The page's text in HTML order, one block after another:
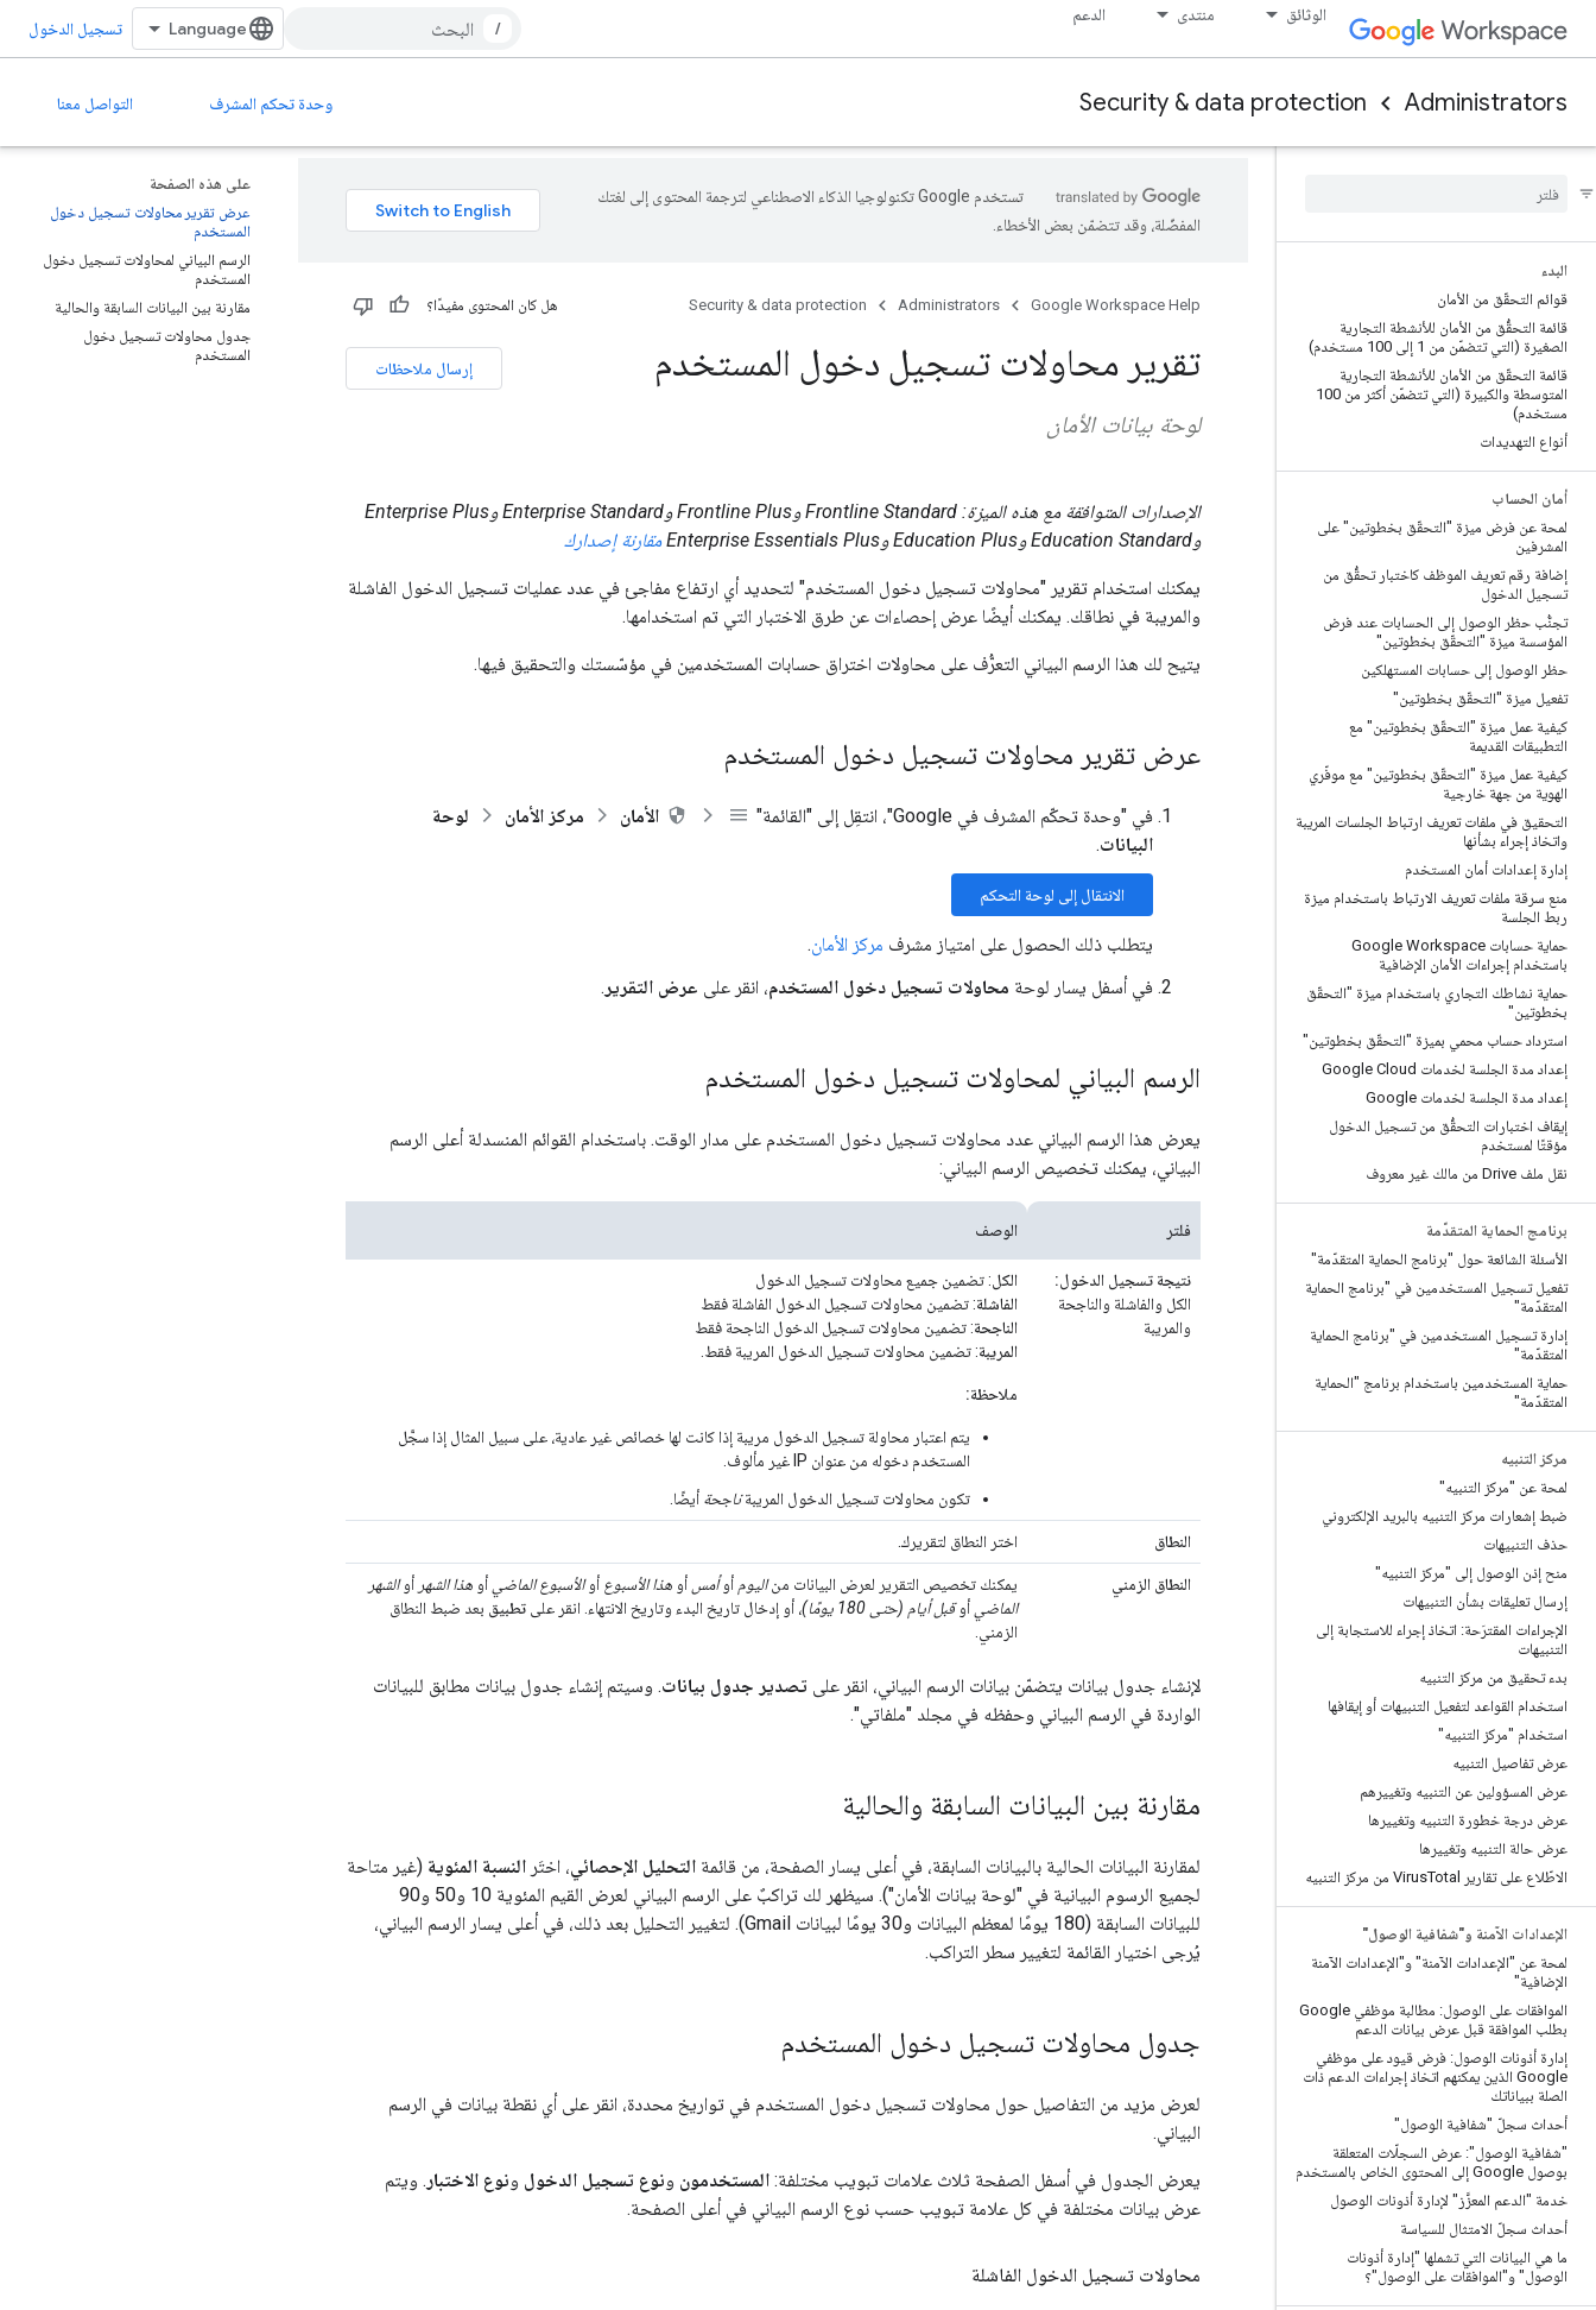
الوثائق منتدى الدعم
/ تسجيل الدخول
Administrators
Security & data protection وحدة تحكم المشرف التواصل معنا
البدء
قوائم التحقّق من الأمان
قائمة التحقُّق من الأمان للأنشطة التجارية
الصغيرة (التي تتضمّن من 1 إلى 100 مستخدم)
قائمة التحقّق من الأمان للأنشطة التجارية
المتوسطة والكبيرة (التي تتضمّن أكثر من 100
مستخدم)
أنواع التهديدات
أمان الحساب
لمحة عن فرض ميزة "التحقّق بخطوتين" على
المشرفين
إضافة رقم تعريف الموظف كاختبار تحقُّق من
تسجيل الدخول
تجنُّب حظر الوصول إلى الحسابات عند فرض
المؤسسة ميزة "التحقّق بخطوتين"
حظر الوصول إلى حسابات المستهلكين
تفعيل ميزة "التحقّق بخطوتين"
كيفية عمل ميزة "التحقّق بخطوتين" مع
التطبيقات القديمة
كيفية عمل ميزة "التحقّق بخطوتين" مع موفّري
الهوية من جهة خارجية
التحقيق في ملفات تعريف ارتباط الجلسات المريبة
واتخاذ إجراء بشأنها
إدارة إعدادات أمان المستخدم
منع سرقة ملفات تعريف الارتباط باستخدام ميزة
ربط الجلسة
حماية حسابات Google Workspace
باستخدام إجراءات الأمان الإضافية
حماية نشاطك التجاري باستخدام ميزة "التحقّق
بخطوتين"
استرداد حساب محمي بميزة "التحقّق بخطوتين"
إعداد مدة الجلسة لخدمات Google Cloud
إعداد مدة الجلسة لخدمات Google
إيقاف اختبارات التحقُّق من تسجيل الدخول
مؤقتًا لمستخدم
نقل ملف Drive من مالك غير معروف
برنامج الحماية المتقدّمة
الأسئلة الشائعة حول "برنامج الحماية المتقدّمة"
تفعيل تسجيل المستخدمين في "برنامج الحماية
المتقدّمة"
إدارة تسجيل المستخدمين في "برنامج الحماية
المتقدّمة"
حماية المستخدمين باستخدام برنامج "الحماية
المتقدّمة"
مركز التنبيه
لمحة عن "مركز التنبيه"
ضبط إشعارات مركز التنبيه بالبريد الإلكتروني
حذف التنبيهات
منح إذن الوصول إلى "مركز التنبيه"
إرسال تعليقات بشأن التنبيهات
الإجراءات المقترَحة: اتخاذ إجراء للاستجابة إلى
التنبيهات
بدء تحقيق من مركز التنبيه
استخدام القواعد لتفعيل التنبيهات أو إيقافها
استخدام "مركز التنبيه"
عرض تفاصيل التنبيه
عرض المسؤولين عن التنبيه وتغييرهم
عرض درجة خطورة التنبيه وتغييرها
عرض حالة التنبيه وتغييرها
الاطّلاع على تقارير Virus Total من مركز التنبيه
الإعدادات الآمنة و"شفافية الوصول"
لمحة عن "الإعدادات الآمنة" و"الإعدادات الآمنة
الإضافية"
الموافقات على الوصول: مطالبة موظفي Google
بطلب الموافقة قبل عرض بيانات الدعم
إدارة أذونات الوصول: فرض قيود على موظفي
Google الذين يمكنهم اتخاذ إجراءات الدعم ذات
الصلة ببياناتك
أحداث سجلّ "شفافية الوصول"
"شفافية الوصول": عرض السجلّات المتعلقة
بوصول Google إلى المحتوى الخاص بالمستخدم
خدمة "الدعم المعزَّز" لإدارة أذونات الوصول
أحداث سجلّ الامتثال للسياسة
ما هي البيانات التي تشملها "إدارة أذونات
الوصول" و"الموافقات على الوصول"؟
على هذه الصفحة
عرض تقرير محاولات تسجيل دخول
المستخدم
الرسم البياني لمحاولات تسجيل دخول
المستخدم
مقارنة بين البيانات السابقة والحالية
جدول محاولات تسجيل دخول
المستخدم
تستخدم Google تكنولوجيا الذكاء الاصطناعي لترجمة المحتوى إلى لغتك
المفضّلة، وقد تتضمّن بعض الأخطاء.
Google Workspace Help
Administrators
Security & data protection هل كان المحتوى مفيدًا؟
إرسال ملاحظات تقرير محاولات تسجيل دخول المستخدم
لوحة بيانات الأمان
الإصدارات المتوافقة مع هذه الميزة: Frontline Standard وFrontline Plus وEnterprise Standard وEnterprise Plus
وEducation Standard وEducation Plus وEnterprise Essentials Plus
مقارنة إصدارك
يمكنك استخدام تقرير "محاولات تسجيل دخول المستخدم" لتحديد أي ارتفاع مفاجئ في عدد عمليات تسجيل الدخول الفاشلة
والمريبة في نطاقك. يمكنك أيضًا عرض إحصاءات عن طرق الاختبار التي تم استخدامها.
يتيح لك هذا الرسم البياني التعرُّف على محاولات اختراق حسابات المستخدمين في مؤسّستك والتحقيق فيها.
عرض تقرير محاولات تسجيل دخول المستخدم
في "وحدة تحكّم المشرف في Google"، انتقِل إلى "القائمة" الأمان مركز الأمان
لوحة
البيانات.
الانتقال إلى لوحة التحكم
يتطلب ذلك الحصول على امتياز مشرف مركز الأمان.
في أسفل يسار لوحة محاولات تسجيل دخول المستخدم، انقر على عرض التقرير .
الرسم البياني لمحاولات تسجيل دخول المستخدم
يعرض هذا الرسم البياني عدد محاولات تسجيل دخول المستخدم على مدار الوقت. باستخدام القوائم المنسدلة أعلى الرسم
البياني، يمكنك تخصيص الرسم البياني:
فلتر الوصف
نتيجة تسجيل الدخول:
الكل والفاشلة والناجحة
والمريبة
الكل : تضمين جميع محاولات تسجيل الدخول
الفاشلة: تضمين محاولات تسجيل الدخول الفاشلة فقط
الناجحة: تضمين محاولات تسجيل الدخول الناجحة فقط
المريبة: تضمين محاولات تسجيل الدخول المريبة فقط.
ملاحظة:
يتم اعتبار محاولة تسجيل الدخول مريبة إذا كانت لها خصائص غير عادية، على سبيل المثال إذا سجَّل
المستخدم دخوله من عنوان IP غير مألوف.
تكون محاولات تسجيل الدخول المريبةناجحة أيضًا.
النطاق اختر النطاق لتقريرك.
النطاق الزمني يمكنك تخصيص التقرير لعرض البيانات مناليوم أوأمس أو هذا الأسبوع أوالأسبوع الماضي أو هذا الشهر أوالشهر
الماضي
أوقبل أيام (حتى 180 يومًا) ، أو إدخال تاريخ البدء وتاريخ الانتهاء. انقر على تطبيق بعد ضبط النطاق
الزمني.
لإنشاء جدول بيانات يتضمّن بيانات الرسم البياني، انقر على تصدير جدول بيانات. وسيتم إنشاء جدول بيانات مطابق للبيانات
الواردة في الرسم البياني وحفظه في مجلد "ملفاتي".
مقارنة بين البيانات السابقة والحالية
لمقارنة البيانات الحالية بالبيانات السابقة، في أعلى يسار الصفحة، من قائمة التحليل الإحصائي، اختَر النسبة المئوية (غير متاحة
لجميع الرسوم البيانية في "لوحة بيانات الأمان").
سيظهر لك تراكبٌ على الرسم البياني لعرض القيم المئوية 10 و50 و90
للبيانات السابقة (180 يومًا لمعظم البيانات و30 يومًا لبيانات Gmail). لتغيير التحليل بعد ذلك، في أعلى يسار الرسم البياني،
يُرجى اختيار القائمة لتغيير سطر التراكب.
جدول محاولات تسجيل دخول المستخدم
لعرض مزيد من التفاصيل حول محاولات تسجيل دخول المستخدم في تواريخ محددة، انقر على أي نقطة بيانات في الرسم
البياني.
يعرض الجدول في أسفل الصفحة ثلاث علامات تبويب مختلفة: المستخدمون ونوع تسجيل الدخول ونوع الاختبار . ويتم
عرض بيانات مختلفة في كل علامة تبويب حسب نوع الرسم البياني في أعلى الصفحة.
محاولات تسجيل الدخول الفاشلة